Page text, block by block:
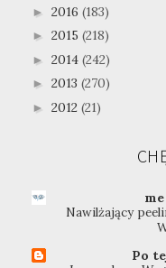
► 2016 (183)
► 2015 (218)
► 2014 (242)
► 2013 (270)
► 2012 (21)
Nawilżający
Po